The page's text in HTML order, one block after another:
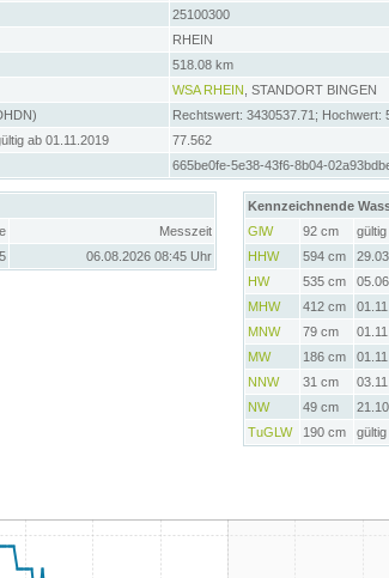
25100300
RHEIN
518.08 km
WSA RHEIN , STANDORT BINGEN
Rechtswert: 3430537.71; Hochwert:
ab 01.11.2019
77.562
665be0fe-5e38-43f6-8b04-
Messzeit
06.08.2026 08:45 Uhr
Kennzeichnende
GlW
92 cm
HHW
594 cm
HW
535 cm
MHW
412 cm
MNW
79 cm
MW
186 cm
NNW
31 cm
NW
49 cm
TuGLW
190 cm